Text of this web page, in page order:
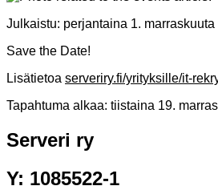
Julkaistu: perjantaina 1.
Save the Date!
Lisätietoa serveriry.fi/yrityksille/it-
Tapahtuma alkaa: tiistaina 19.
Serveri ry
Y: 1085522-1